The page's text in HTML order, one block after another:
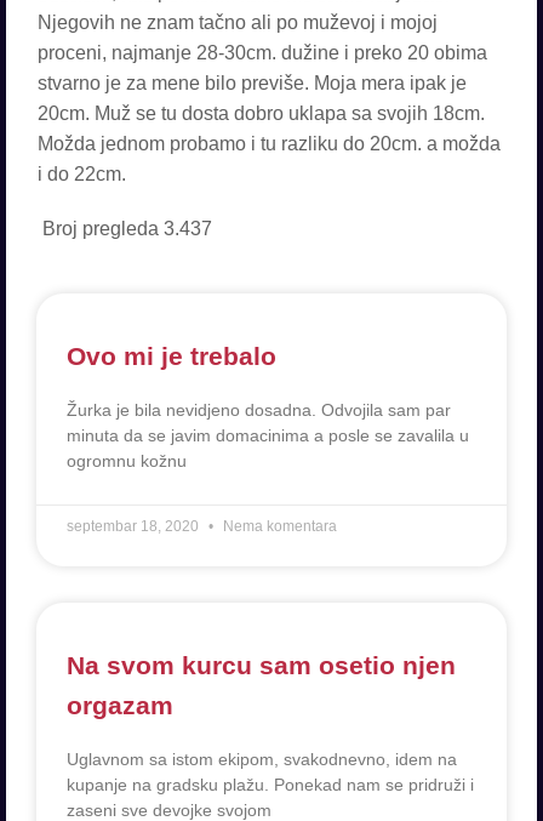
Broj pregleda 3.437
Ovo mi je trebalo
Žurka je bila nevidjeno dosadna. Odvojila sam par
minuta da se javim domacinima a posle se zavalila u
ogromnu kožnu
septembar 18, 2020 Nema komentara
Na svom kurcu sam osetio njen
orgazam
Uglavnom sa istom ekipom, svakodnevno, idem na
kupanje na gradsku plažu. Ponekad nam se pridruži i
zaseni sve devojke svojom